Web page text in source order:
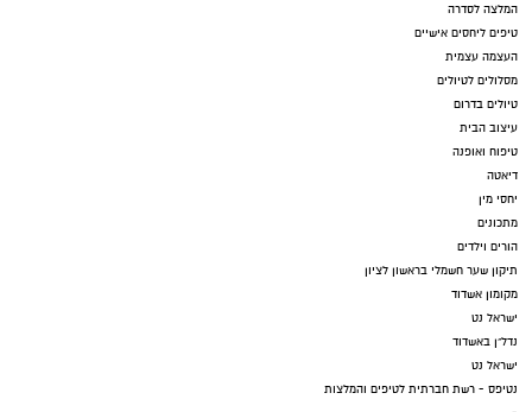
המלצה לסדרה
טיפים ליחסים אישיים
העצמה עצמית
מסלולים לטיולים
טיולים בדרום
עיצוב הבית
טיפוח ואופנה
דיאטה
יחסי מין
מתכונים
הורים וילדים
תיקון שער חשמלי בראשון לציון
מקומון אשדוד
ישראל נט
נדל"ן באשדוד
ישראל נט
נטיפס - רשת חברתית לטיפים והמלצות